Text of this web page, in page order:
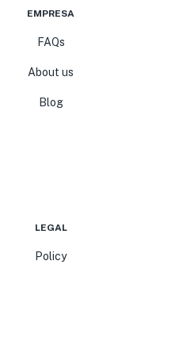
EMPRESA
FAQs
About us
Blog
LEGAL
Policy